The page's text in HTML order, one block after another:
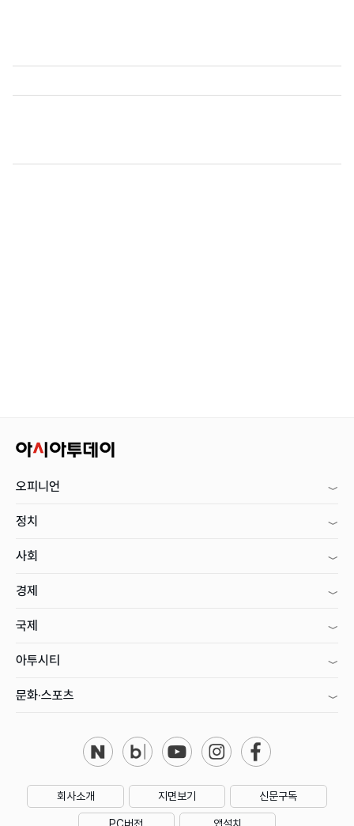
오피니언
정치
사회
경제
국제
아투시티
문화·스포츠
회사소개 지면보기 신문구독
PC버전 앱설치